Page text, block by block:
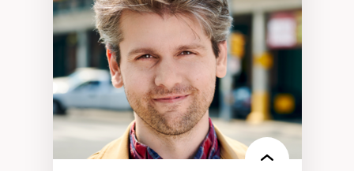
Minorités linguistiques, offre active et
francophonie plurielle en contexte
linguistique minoritaire
Études critiques sur le handicap, la
neurodiversité, l'agentivité et les injustices
épistémiques
Intersectionnalité et réalités 2SLGBTQ+
Méthodes d’interventions et approches
antiraciste, décoloniale, anti-oppressive
Approche interculturelle critique
Pair-aidance, proche aidance, famille
choisie et soutien mutuel
Intervention de groupe, communautaire,